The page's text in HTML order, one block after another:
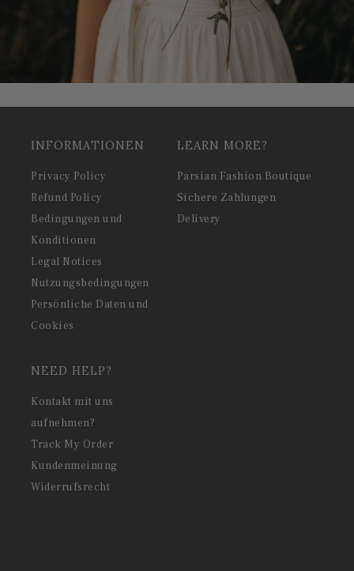
INFORMATIONEN
Privacy Policy
Refund Policy
Bedingungen und
Konditionen
Legal Notices
Nutzungsbedingungen
Persönliche Daten und
Cookies
LEARN MORE?
Parsian Fashion Boutique
Sichere Zahlungen
Delivery
NEED HELP?
Kontakt mit uns
aufnehmen?
Track My Order
Kundenmeinung
Widerrufsrecht